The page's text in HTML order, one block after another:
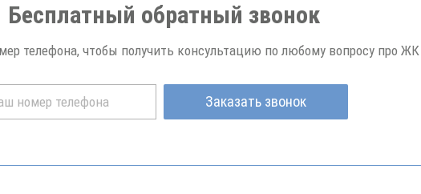
Бесплатный обратный звонок
телефона, чтобы получить консультацию по любому вопросу про
Заказать звонок